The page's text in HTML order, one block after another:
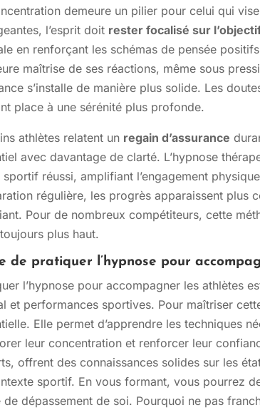
demeure un pilier pour celui qui
l’esprit doit rester focalisé sur
en renforçant les schémas de pensée
maîtrise de ses réactions, même sous
s’installe de manière plus solide. Les
place à une sérénité plus profonde.
athlètes relatent un regain d’assurance
avec davantage de clarté. L’hypnose
sportif réussi, amplifiant l’engagement
régulière, les progrès apparaissent plus
Pour de nombreux compétiteurs, cette
plus haut.
de pratiquer l’hypnose pour
l’hypnose pour accompagner les athlètes
et performances sportives. Pour maîtriser
Elle permet d’apprendre les techniques
leur concentration et renforcer leur
offrent des connaissances solides sur les
sportif. En vous formant, vous pourrez
de dépassement de soi. Pourquoi ne pas